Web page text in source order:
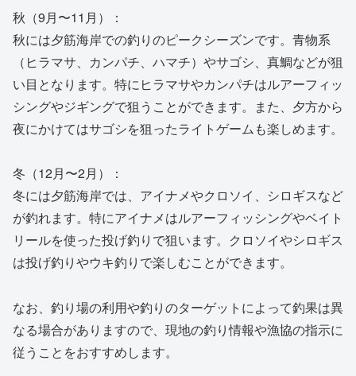
秋（9月〜11月）：
秋には夕筋海岸での釣りのピークシーズンです。青物系
（ヒラマサ、カンパチ、ハマチ）やサゴシ、真鯛などが狙
い目となります。特にヒラマサやカンパチはルアーフィッ
シングやジギングで狙うことができます。また、夕方から
夜にかけてはサゴシを狙ったライトゲームも楽しめます。
冬（12月〜2月）：
冬には夕筋海岸では、アイナメやクロソイ、シロギスなど
が釣れます。特にアイナメはルアーフィッシングやベイト
リールを使った投げ釣りで狙います。クロソイやシロギス
は投げ釣りやウキ釣りで楽しむことができます。
なお、釣り場の利用や釣りのターゲットによって釣果は異
なる場合がありますので、現地の釣り情報や漁協の指示に
従うことをおすすめします。